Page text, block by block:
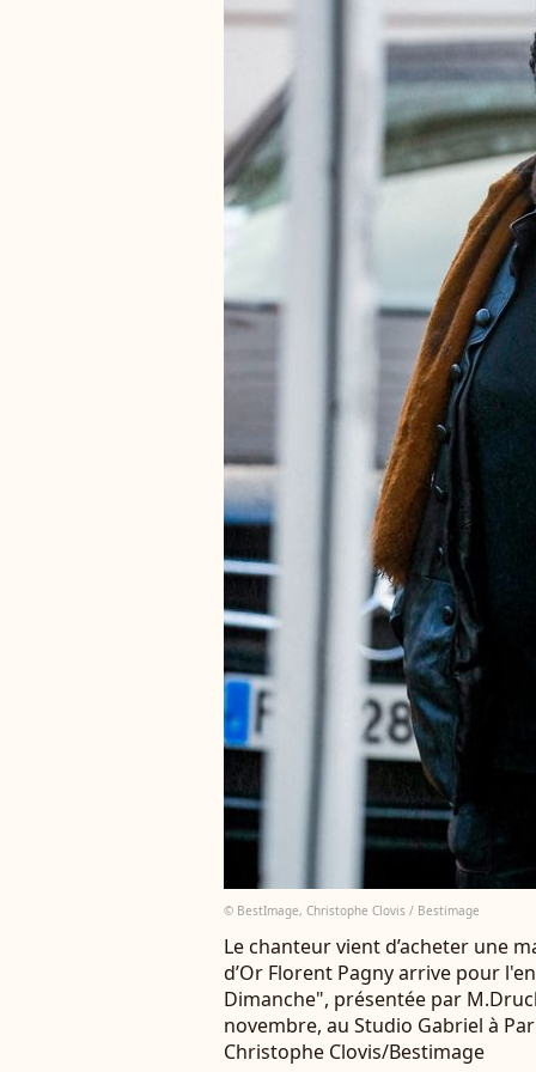
© BestImage, Christophe Clovis / Bestimage
Le chanteur vient d’acheter une
d’Or Florent Pagny arrive pour
Dimanche", présentée par
novembre, au Studio Gabriel à
Christophe Clovis/Bestimage